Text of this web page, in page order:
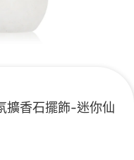
擴香石擺飾-迷你仙